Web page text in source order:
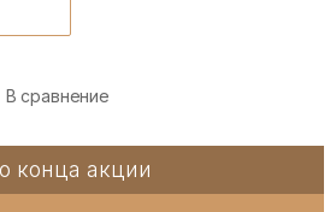
В сравнение
конца акции